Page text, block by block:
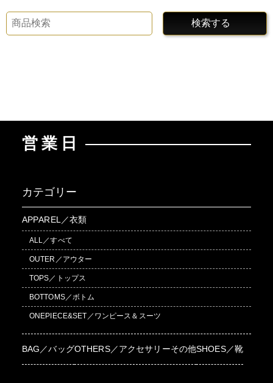
検索する
営業日
カテゴリー
APPAREL／衣類
ALL／すべて
OUTER／アウター
TOPS／トップス
BOTTOMS／ボトム
ONEPIECE&SET／ワンピース＆スーツ
BAG／バッグOTHERS／アクセサリーその他SHOES／靴